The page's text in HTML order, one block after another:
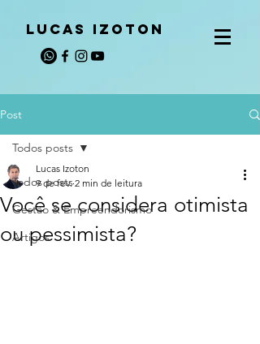
LUCAS IZOTON
Post
Todos posts
Gestão & Empreendorismo
Artigos
Todos posts
Você se considera otimista
ou pessimista?
Lucas Izoton
9 de fev. 2 min de leitura